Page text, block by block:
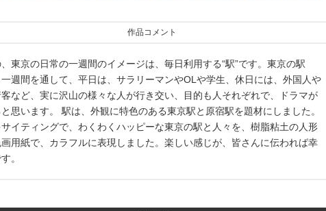
作品コメント
東京の日常の一週間のイメージは、毎日利用する“駅”です。東京の駅
一週間を通して、平日は、サラリーマンやOLや学生、休日には、外国人や
など、実に沢山の様々な人が行き交い、目的も人それぞれで、ドラマが
思います。 駅は、外観に特色のある東京駅と原宿駅を題材にしました。
サイティングで、わくわくハッピーな東京の駅と人々を、樹脂粘土の人形
画用紙で、カラフルに表現しました。楽しい感じが、皆さんに伝われば幸
。